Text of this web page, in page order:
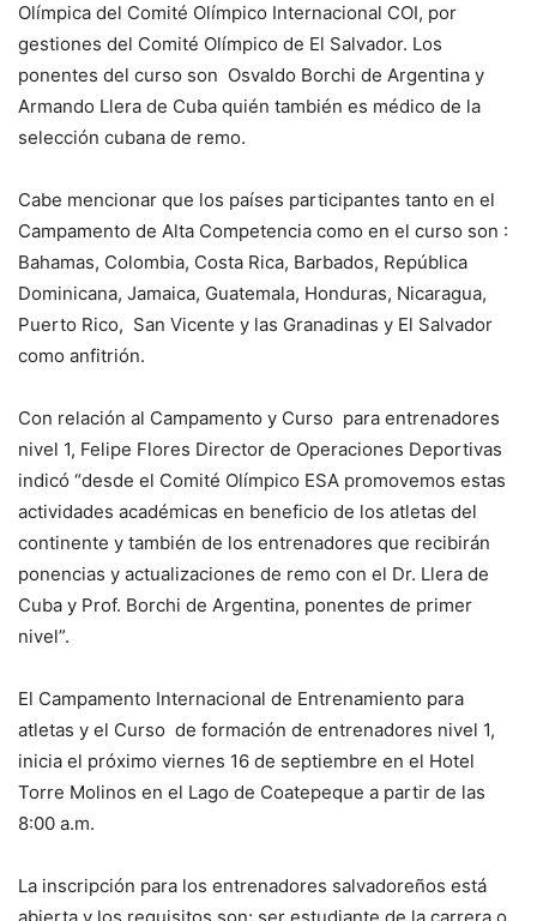
Olímpica del Comité Olímpico Internacional COI, por
gestiones del Comité Olímpico de El Salvador. Los
ponentes del curso son Osvaldo Borchi de Argentina y
Armando Llera de Cuba quién también es médico de la
selección cubana de remo.
Cabe mencionar que los países participantes tanto en el
Campamento de Alta Competencia como en el curso son :
Bahamas, Colombia, Costa Rica, Barbados, República
Dominicana, Jamaica, Guatemala, Honduras, Nicaragua,
Puerto Rico, San Vicente y las Granadinas y El Salvador
como anfitrión.
Con relación al Campamento y Curso para entrenadores
nivel 1, Felipe Flores Director de Operaciones Deportivas
indicó “desde el Comité Olímpico ESA promovemos estas
actividades académicas en beneficio de los atletas del
continente y también de los entrenadores que recibirán
ponencias y actualizaciones de remo con el Dr. Llera de
Cuba y Prof. Borchi de Argentina, ponentes de primer
nivel”.
El Campamento Internacional de Entrenamiento para
atletas y el Curso de formación de entrenadores nivel 1,
inicia el próximo viernes 16 de septiembre en el Hotel
Torre Molinos en el Lago de Coatepeque a partir de las
8:00 a.m.
La inscripción para los entrenadores salvadoreños está